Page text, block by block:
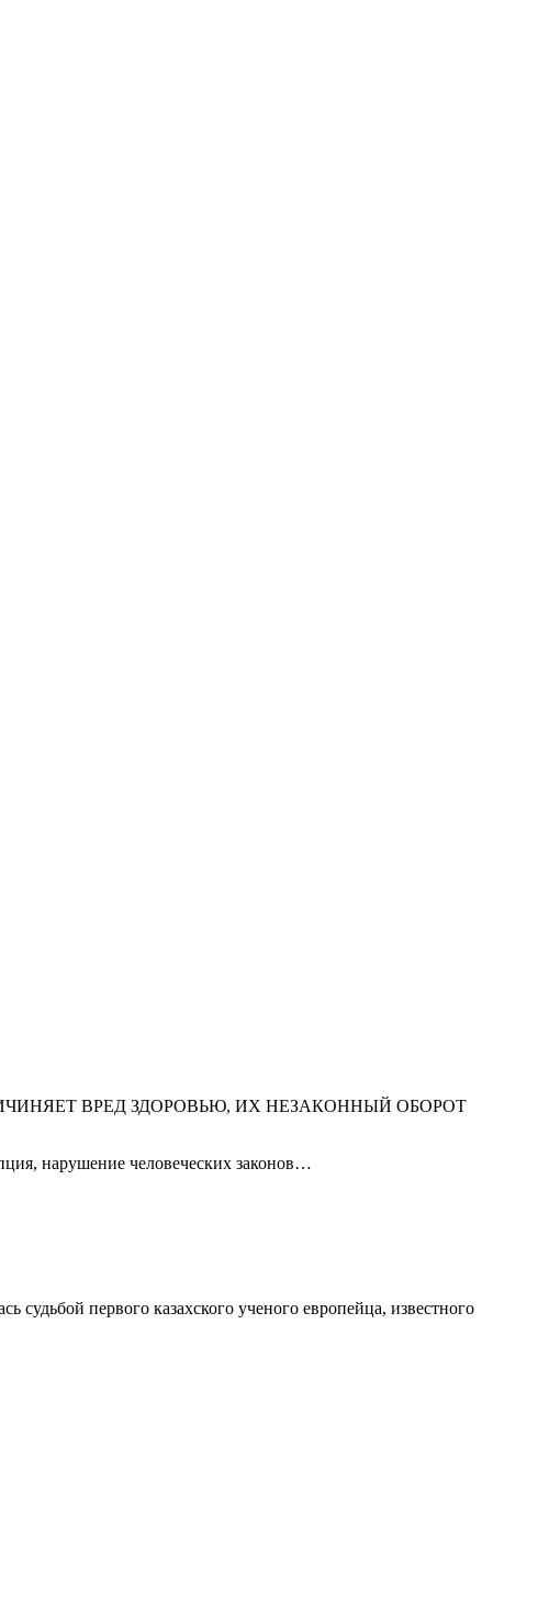
ВРЕД ЗДОРОВЬЮ, ИХ НЕЗАКОННЫЙ ОБОРОТ
нарушение человеческих законов…
первого казахского ученого европейца, известного